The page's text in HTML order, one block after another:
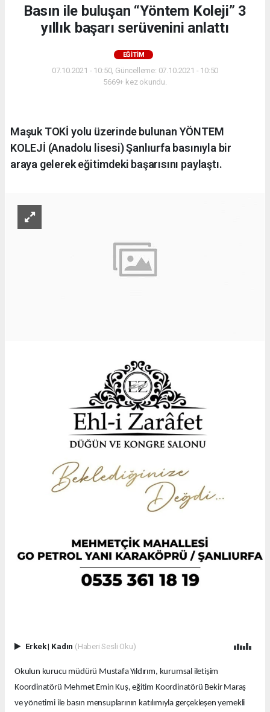
Basın ile buluşan “Yöntem Koleji” 3
yıllık başarı serüvenini anlattı
EĞITIM
07.10.2021 - 10:50, Güncelleme: 07.10.2021 - 10:50
5669+ kez okundu.
Maşuk TOKİ yolu üzerinde bulunan YÖNTEM
KOLEJİ (Anadolu lisesi) Şanlıurfa basınıyla bir
araya gelerek eğitimdeki başarısını paylaştı.
Erkek| Kadın (Haberi Sesli Oku)
Okulun kurucu müdürü Mustafa Yıldırım, kurumsal iletişim
Koordinatörü Mehmet Emin Kuş, eğitim Koordinatörü Bekir Maraş
ve yönetimi ile basın mensuplarının katılımıyla gerçekleşen yemekli